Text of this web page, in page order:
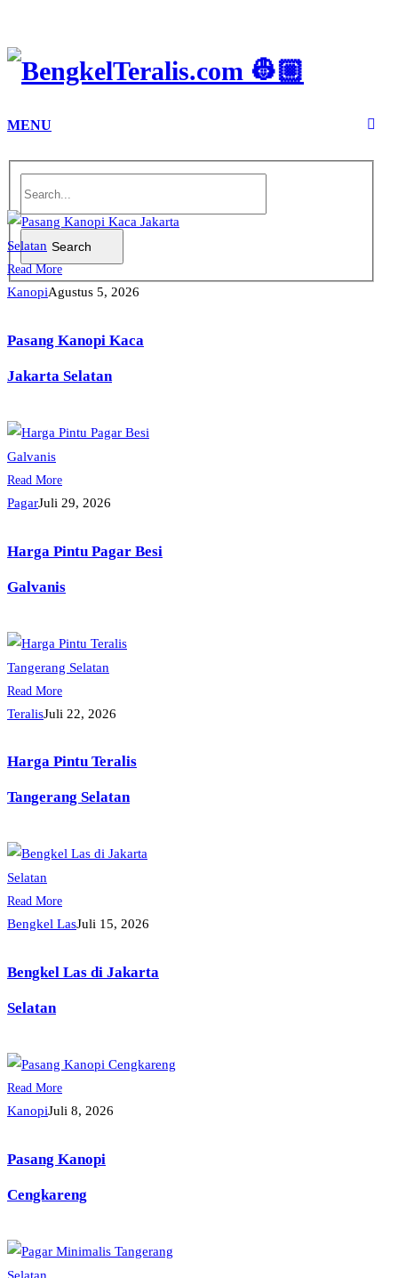
MENU
Search
Read More
KanopiAgustus 5, 2026
Pasang Kanopi Kaca
Jakarta Selatan
Read More
PagarJuli 29, 2026
Harga Pintu Pagar Besi
Galvanis
Read More
TeralisJuli 22, 2026
Harga Pintu Teralis
Tangerang Selatan
Read More
Bengkel LasJuli 15, 2026
Bengkel Las di Jakarta
Selatan
Read More
KanopiJuli 8, 2026
Pasang Kanopi
Cengkareng